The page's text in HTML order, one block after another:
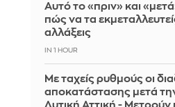
Αυτό το «πριν» και
πώς να τα
αλλάξεις
IN 1 HOUR
Με ταχείς ρυθμούς οι
αποκατάστασης μετά